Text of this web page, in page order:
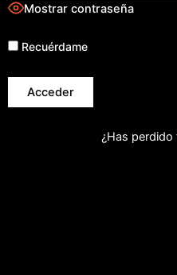
Mostrar contraseña
Recuérdame
¿Has perdido